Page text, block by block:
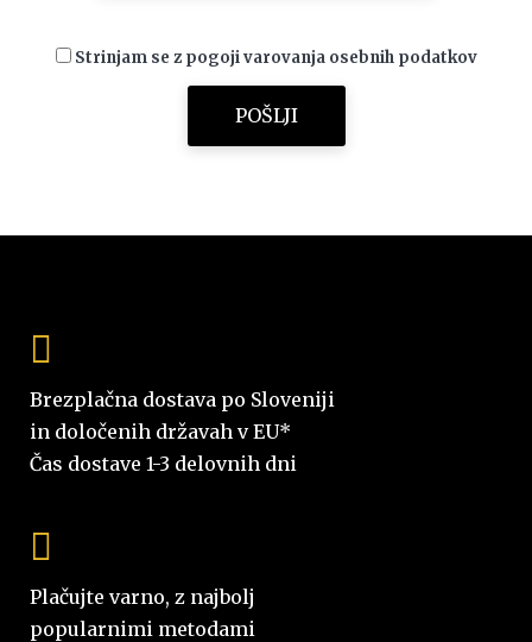
Strinjam se z pogoji varovanja osebnih podatkov
Brezplačna dostava po Sloveniji
in določenih državah v EU*
Čas dostave 1-3 delovnih dni
Plačujte varno, z najbolj
popularnimi metodami